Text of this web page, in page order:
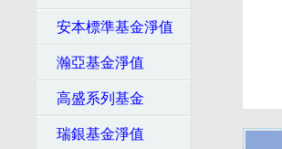
安本標準基金淨值
瀚亞基金淨值
高盛系列基金
瑞銀基金淨值